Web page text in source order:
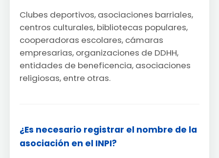
Clubes deportivos, asociaciones barriales,
centros culturales, bibliotecas populares,
cooperadoras escolares, cámaras
empresarias, organizaciones de DDHH,
entidades de beneficencia, asociaciones
religiosas, entre otras.
¿Es necesario registrar el nombre de la
asociación en el INPI?